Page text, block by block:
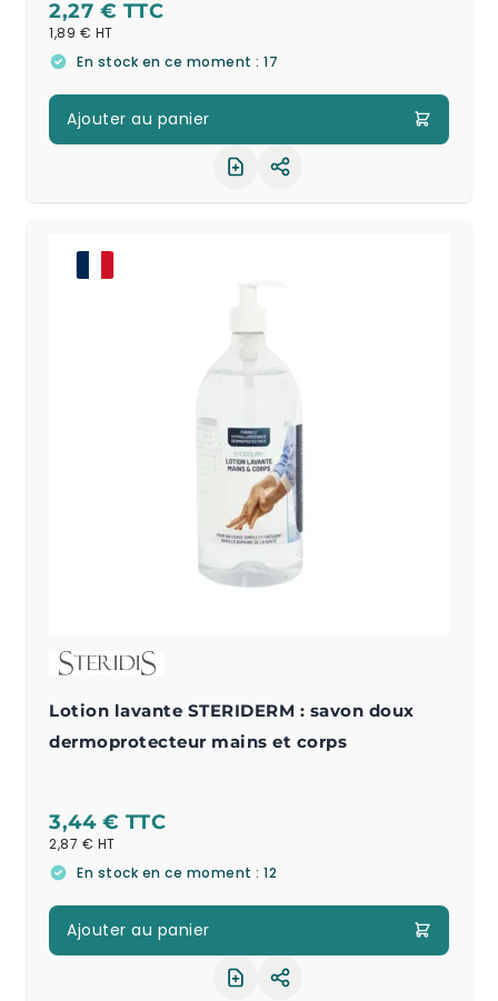
2,27 €
1,89 €
En stock en ce moment : 17
Ajouter au panier
Partager le produit
Lotion lavante STERIDERM : savon doux
dermoprotecteur mains et corps
3,44 €
2,87 €
En stock en ce moment : 12
Ajouter au panier
Partager le produit